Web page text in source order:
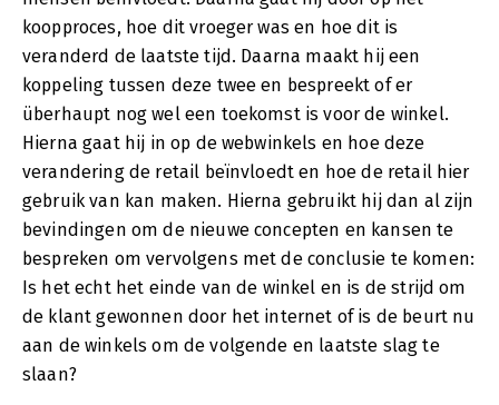
koopproces, hoe dit vroeger was en hoe dit is
veranderd de laatste tijd. Daarna maakt hij een
koppeling tussen deze twee en bespreekt of er
überhaupt nog wel een toekomst is voor de winkel.
Hierna gaat hij in op de webwinkels en hoe deze
verandering de retail beïnvloedt en hoe de retail hier
gebruik van kan maken. Hierna gebruikt hij dan al zijn
bevindingen om de nieuwe concepten en kansen te
bespreken om vervolgens met de conclusie te komen:
Is het echt het einde van de winkel en is de strijd om
de klant gewonnen door het internet of is de beurt nu
aan de winkels om de volgende en laatste slag te
slaan?